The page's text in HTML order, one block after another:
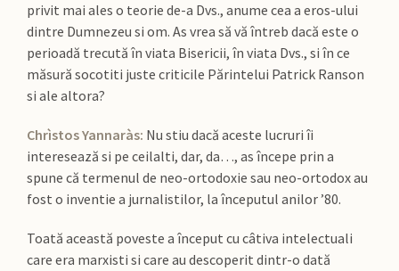
privit mai ales o teorie de-a Dvs., anume cea a eros-ului
dintre Dumnezeu si om. As vrea să vă întreb dacă este o
perioadă trecută în viata Bisericii, în viata Dvs., si în ce
măsură socotiti juste criticile Părintelui Patrick Ranson
si ale altora?
Chrìstos Yannaràs: Nu stiu dacă aceste lucruri îi
interesează si pe ceilalti, dar, da…, as începe prin a
spune că termenul de neo-ortodoxie sau neo-ortodox au
fost o inventie a jurnalistilor, la începutul anilor ’80.
Toată această poveste a început cu câtiva intelectuali
care era marxisti si care au descoperit dintr-o dată